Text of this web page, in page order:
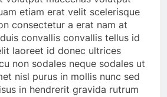
etiam erat velit scelerisque
consectetur a erat nam at
convallis convallis tellus id
laoreet id donec ultrices
non sodales neque sodales ut
nisl purus in mollis nunc sed
in hendrerit gravida rutrum